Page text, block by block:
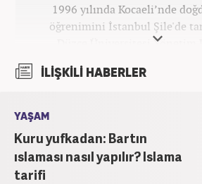
1996 yılında Kocaeli’nde
öğrenimini İstanbul Şile'de
Düzce Üniversitesi Yönetim
bağlı Haber7.com
İLİŞKİLİ HABERLER
YAŞAM
Kuru yufkadan: Bartın
ıslaması nasıl yapılır? Islama
tarifi